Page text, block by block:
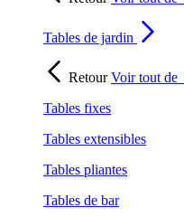
Tables de jardin
RetourVoir tout de
Tables fixes
Tables extensibles
Tables pliantes
Tables de bar